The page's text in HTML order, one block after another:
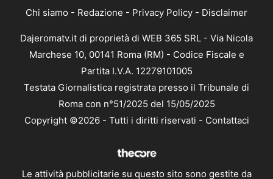
Chi siamo - Redazione - Privacy Policy - Disclaimer
Dajeromatv.it di proprietà di WEB 365 SRL - Via Nicola
Marchese 10, 00141 Roma (RM) - Codice Fiscale e
Partita I.V.A. 12279101005
Testata Giornalistica registrata presso il Tribunale di
Roma con n°51/2025 del 15/05/2025
Copyright ©2026 - Tutti i diritti riservati - Contattaci
Le attività pubblicitarie su questo sito sono gestite da